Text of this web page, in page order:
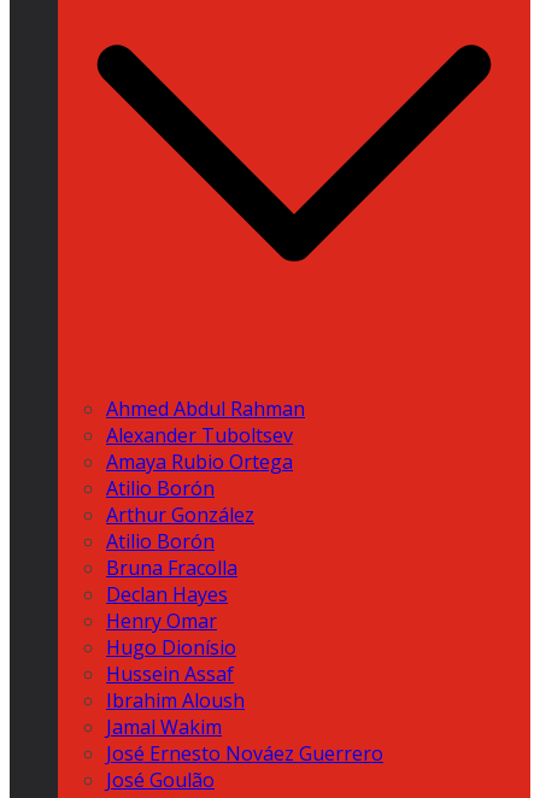
Ahmed Abdul Rahman
Alexander Tuboltsev
Amaya Rubio Ortega
Atilio Borón
Arthur González
Atilio Borón
Bruna Fracolla
Declan Hayes
Henry Omar
Hugo Dionísio
Hussein Assaf
Ibrahim Aloush
Jamal Wakim
José Ernesto Nováez Guerrero
José Goulão